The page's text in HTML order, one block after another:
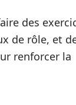
des
de rôle, et
renforcer la